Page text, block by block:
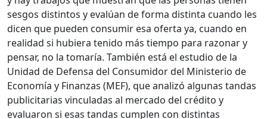
sesgos distintos y evalúan de forma distinta cuando les
dicen que pueden consumir esa oferta ya, cuando en
realidad si hubiera tenido más tiempo para razonar y
pensar, no la tomaría. También está el estudio de la
Unidad de Defensa del Consumidor del Ministerio de
Economía y Finanzas (MEF), que analizó algunas tandas
publicitarias vinculadas al mercado del crédito y
evaluaron si esas tandas cumplen con distintas